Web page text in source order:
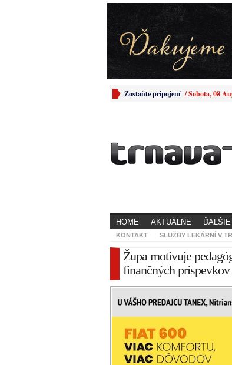
Zostaňte pripojení /Sobota, 08
HOME AKTUÁLNE
KONTAKT SLUŽBY LEKÁRNÍ V
Župa motivuje
finančných